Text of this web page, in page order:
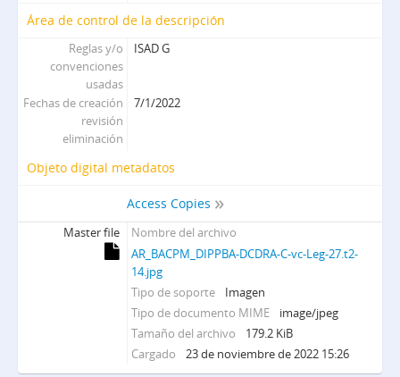
Área de control de la descripción
Reglas y/o
convenciones
usadas
ISAD G
Fechas de creación
revisión
eliminación
7/1/2022
Objeto digital metadatos
Access Copies
Master file
Nombre del archivo
AR_BACPM_DIPPBA-DCDRA-C-vc-Leg-27.t2-
14.jpg
Tipo de soporte
Imagen
Tipo de documento MIME
image/jpeg
Tamaño del archivo
179.2 KiB
Cargado
23 de noviembre de 2022 15:26